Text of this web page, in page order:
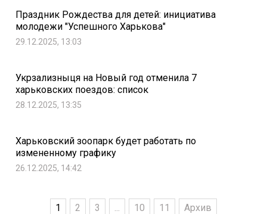
Праздник Рождества для детей: инициатива
молодежи "Успешного Харькова"
29.12.2025, 13:03
Укрзализныця на Новый год отменила 7
харьковских поездов: список
28.12.2025, 13:35
Харьковский зоопарк будет работать по
измененному графику
26.12.2025, 14:42
1 2 3 ... 10 11 Архив